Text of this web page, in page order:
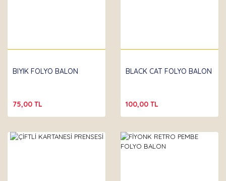
BIYIK FOLYO BALON
75,00 TL
BLACK CAT FOLYO BALON
100,00 TL